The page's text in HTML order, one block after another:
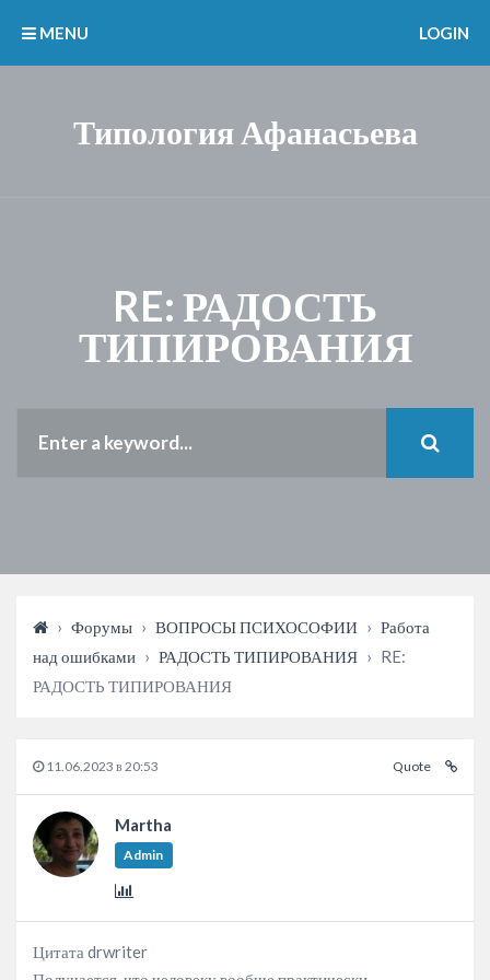
Типология Афанасьева
MENU LOGIN
RE: РАДОСТЬ
ТИПИРОВАНИЯ
› Форумы › ВОПРОСЫ ПСИХОСОФИИ › Работа
над ошибками › РАДОСТЬ ТИПИРОВАНИЯ › RE:
РАДОСТЬ ТИПИРОВАНИЯ
11.06.2023 в 20:53 Quote
Martha
Admin
Цитата drwriter